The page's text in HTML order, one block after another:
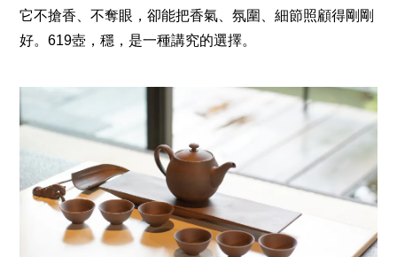
它不搶香、不奪眼，卻能把香氣、氛圍、細節照顧得剛剛
好。619壺，穩，是一種講究的選擇。